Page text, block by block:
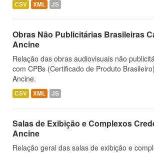
CSV XML JS
Obras Não Publicitárias Brasileiras
Ancine
Relação das obras audiovisuais não
com CPBs (Certificado de Produto
Ancine.
CSV XML JS
Salas de Exibição e Complexos
Ancine
Relação geral das salas de exibição e